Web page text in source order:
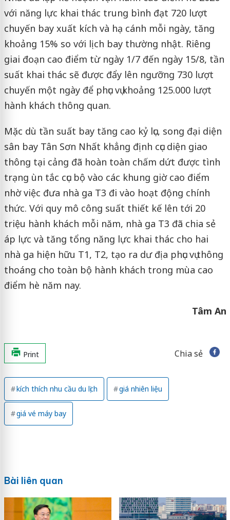
với năng lực khai thác trung bình đạt 720 lượt
chuyến bay xuất kích và hạ cánh mỗi ngày, tăng
khoảng 15% so với lịch bay thường nhật. Riêng
giai đoạn cao điểm từ ngày 1/7 đến ngày 15/8, tần
suất khai thác sẽ được đẩy lên ngưỡng 730 lượt
chuyến một ngày để phục vụ khoảng 125.000 lượt
hành khách thông quan.
Mặc dù tần suất bay tăng cao kỷ lục, song đại diện
sân bay Tân Sơn Nhất khẳng định cục diện giao
thông tại cảng đã hoàn toàn chấm dứt được tình
trạng ùn tắc cục bộ vào các khung giờ cao điểm
nhờ việc đưa nhà ga T3 đi vào hoạt động chính
thức. Với quy mô công suất thiết kế lên tới 20
triệu hành khách mỗi năm, nhà ga T3 đã chia sẻ
áp lực và tăng tổng năng lực khai thác cho hai
nhà ga hiện hữu T1, T2, tạo ra dư địa phục vụ thông
thoáng cho toàn bộ hành khách trong mùa cao
điểm hè năm nay.
Tâm An
Print Chia sẻ
kích thích nhu cầu du lịch giá nhiên liệu
giá vé máy bay
Bài liên quan